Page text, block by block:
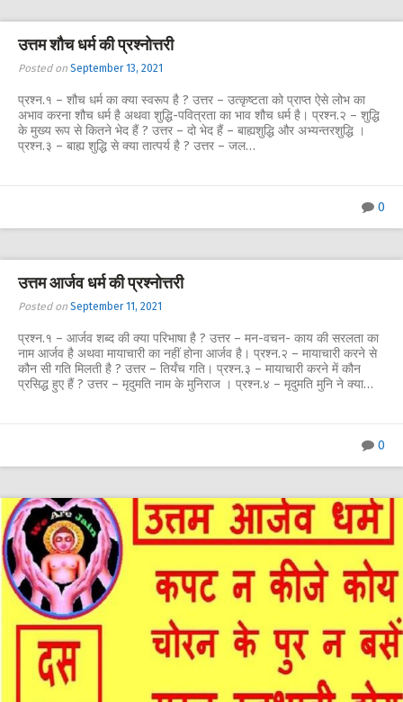
उत्तम शौच धर्म की प्रश्नोत्तरी
Posted on September 13, 2021
प्रश्न.१ – शौच धर्म का क्या स्वरूप है ? उत्तर – उत्कृष्टता को प्राप्त ऐसे लोभ का
अभाव करना शौच धर्म है अथवा शुद्धि-पवित्रता का भाव शौच धर्म है। प्रश्न.२ – शुद्धि
के मुख्य रूप से कितने भेद हैं ? उत्तर – दो भेद हैं – बाह्यशुद्धि और अभ्यन्तरशुद्धि ।
प्रश्न.३ – बाह्य शुद्धि से क्या तात्पर्य है ? उत्तर – जल…
0
उत्तम आर्जव धर्म की प्रश्नोत्तरी
Posted on September 11, 2021
प्रश्न.१ – आर्जव शब्द की क्या परिभाषा है ? उत्तर – मन-वचन- काय की सरलता का
नाम आर्जव है अथवा मायाचारी का नहीं होना आर्जव है। प्रश्न.२ – मायाचारी करने से
कौन सी गति मिलती है ? उत्तर – तिर्यंच गति। प्रश्न.३ – मायाचारी करने में कौन
प्रसिद्ध हुए हैं ? उत्तर – मृदुमति नाम के मुनिराज । प्रश्न.४ – मृदुमति मुनि ने क्या…
0